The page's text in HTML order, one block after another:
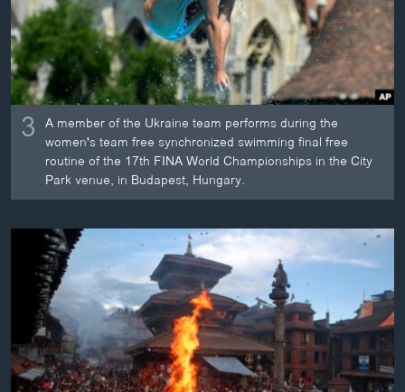
3 A member of the Ukraine team performs during the
women's team free synchronized swimming final free
routine of the 17th FINA World Championships in the City
Park venue, in Budapest, Hungary.